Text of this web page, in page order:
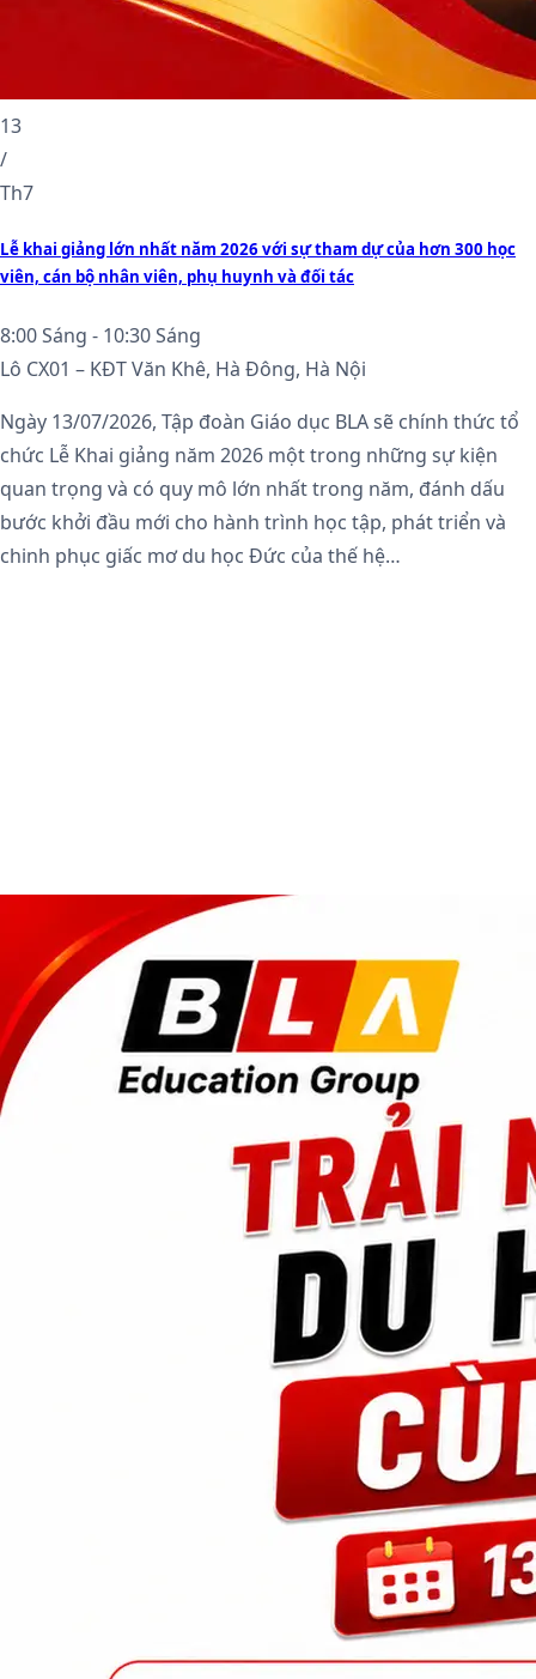
13
/
Th7
Lễ khai giảng lớn nhất năm 2026 với sự tham dự của hơn 300 học
viên, cán bộ nhân viên, phụ huynh và đối tác
8:00 Sáng - 10:30 Sáng
Lô CX01 – KĐT Văn Khê, Hà Đông, Hà Nội
Ngày 13/07/2026, Tập đoàn Giáo dục BLA sẽ chính thức tổ
chức Lễ Khai giảng năm 2026 một trong những sự kiện
quan trọng và có quy mô lớn nhất trong năm, đánh dấu
bước khởi đầu mới cho hành trình học tập, phát triển và
chinh phục giấc mơ du học Đức của thế hệ…